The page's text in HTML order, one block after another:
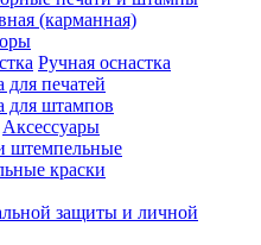
(карманная)
Ручная оснастка
для печатей
для штампов
Аксессуары
штемпельные
краски
защиты и личной